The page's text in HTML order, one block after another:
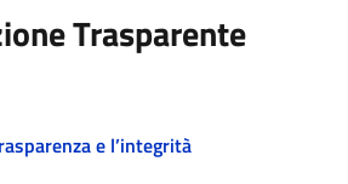
Trasparente
e l’integrità